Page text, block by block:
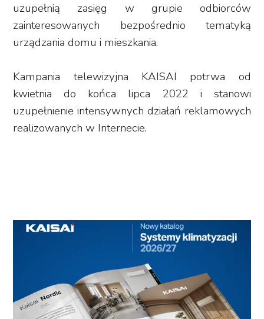
uzupełnią zasięg w grupie odbiorców
zainteresowanych bezpośrednio tematyką
urządzania domu i mieszkania.
Kampania telewizyjna KAISAI potrwa od
kwietnia do końca lipca 2022 i stanowi
uzupełnienie intensywnych działań reklamowych
realizowanych w Internecie.